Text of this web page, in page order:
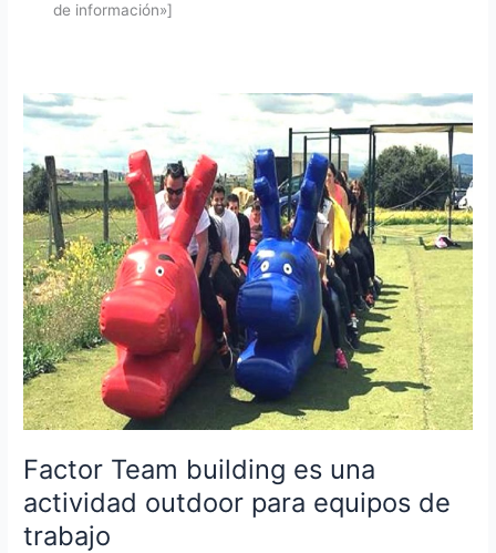
de información»]
Factor Team building es una
actividad outdoor para equipos de
trabajo